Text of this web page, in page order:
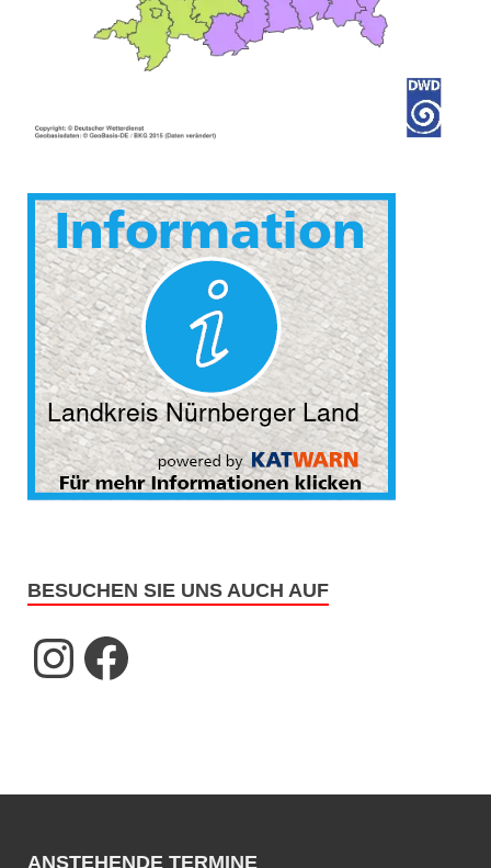
BESUCHEN SIE UNS AUCH AUF
ANSTEHENDE TERMINE